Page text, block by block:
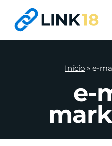
para
Início » e-
e-